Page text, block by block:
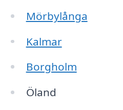
Mörbylånga
Kalmar
Borgholm
Öland